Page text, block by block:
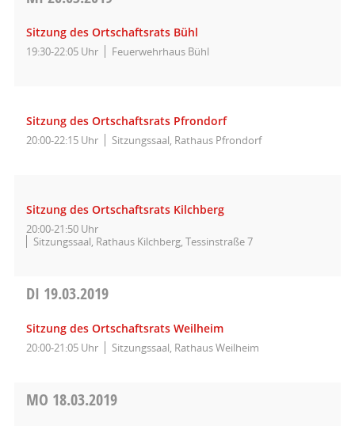
Sitzung des Ortschaftsrats Bühl
19:30-22:05 Uhr Feuerwehrhaus Bühl
Sitzung des Ortschaftsrats Pfrondorf
20:00-22:15 Uhr Sitzungssaal, Rathaus Pfrondorf
Sitzung des Ortschaftsrats Kilchberg
20:00-21:50 Uhr
Sitzungssaal, Rathaus Kilchberg, Tessinstraße 7
DI 19.03.2019
Sitzung des Ortschaftsrats Weilheim
20:00-21:05 Uhr Sitzungssaal, Rathaus Weilheim
MO 18.03.2019